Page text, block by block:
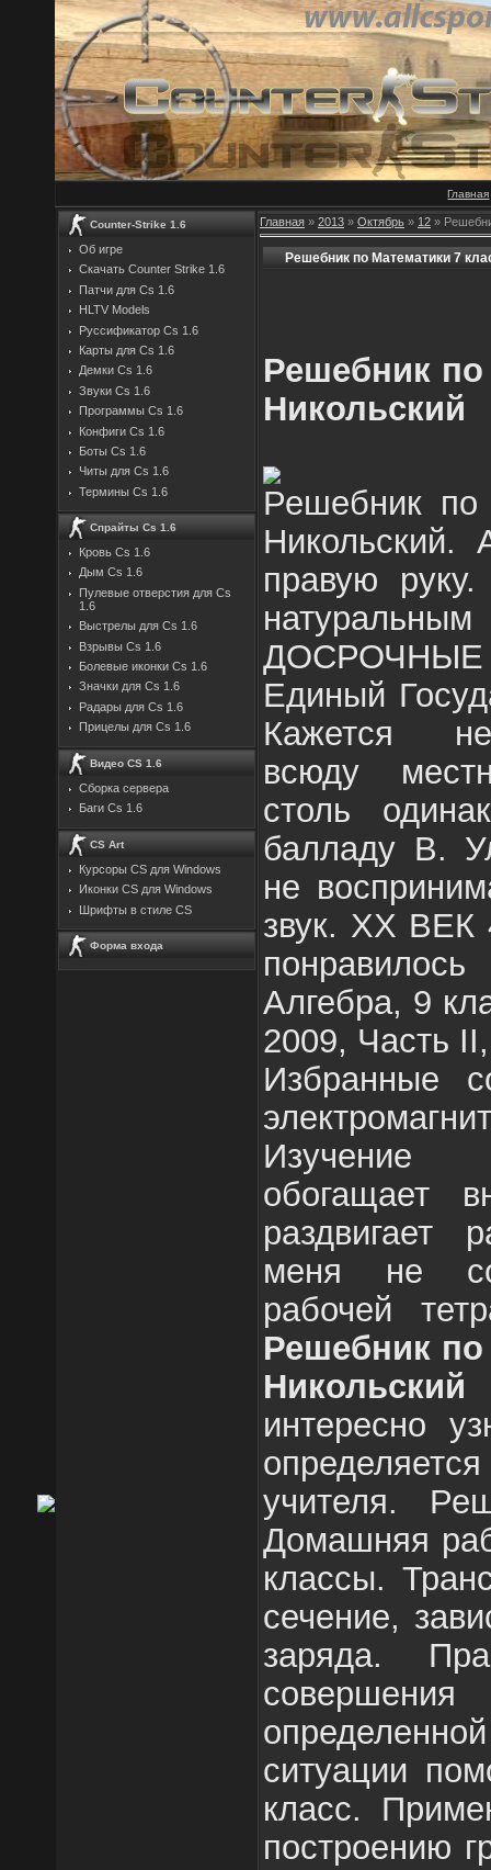
Главная
Counter-Strike 1.6
Об игре
Скачать Counter Strike 1.6
Патчи для Cs 1.6
HLTV Models
Руссификатор Cs 1.6
Карты для Cs 1.6
Демки Cs 1.6
Звуки Cs 1.6
Программы Cs 1.6
Конфиги Cs 1.6
Боты Cs 1.6
Читы для Cs 1.6
Термины Cs 1.6
Спрайты Cs 1.6
Кровь Cs 1.6
Дым Cs 1.6
Пулевые отверстия для Cs
1.6
Выстрелы для Cs 1.6
Взрывы Cs 1.6
Болевые иконки Cs 1.6
Значки для Cs 1.6
Радары для Cs 1.6
Прицелы для Cs 1.6
Видео CS 1.6
Сборка сервера
Баги Cs 1.6
CS Art
Курсоры CS для Windows
Иконки CS для Windows
Шрифты в стиле CS
Форма входа
Главная » 2013 » Октябрь » 12 »
Решебник по Математики 7
Решебник по
Никольский
Решебник по
Никольский.
правую
Единый
Кажется
всюду
столь
балладу В.
не
звук. XX ВЕК
Алгебра, 9
2009, Часть
Избранные
Изучение
обогащает
раздвигает
меня не
рабочей
Решебник по
Никольский
интересно
учителя.
Домашняя
классы.
сечение,
заряда.
ситуации
класс.
построению